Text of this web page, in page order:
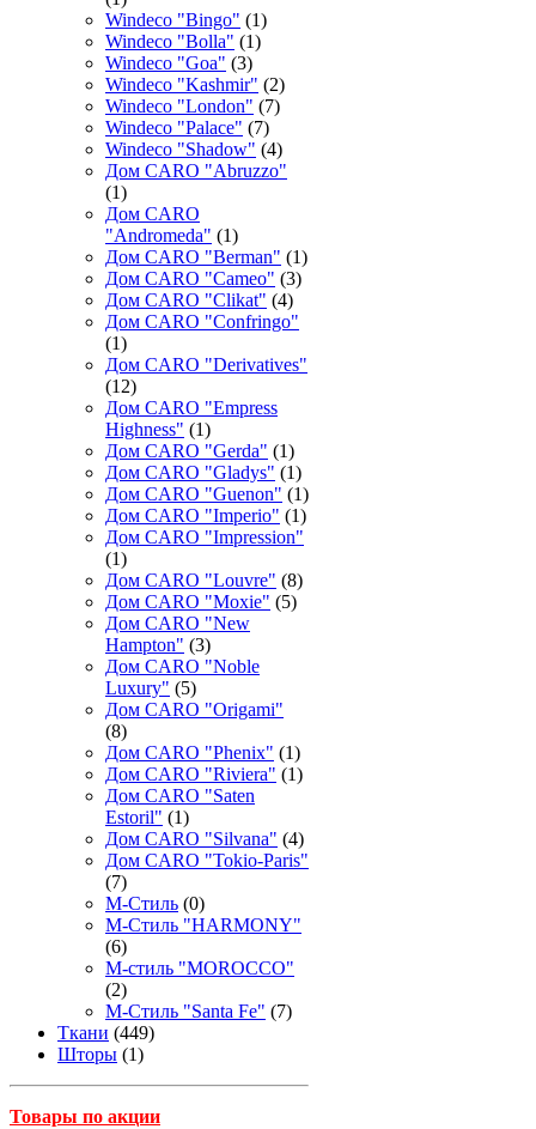
Windeco "Bingo" (1)
Windeco "Bolla" (1)
Windeco "Goa" (3)
Windeco "Kashmir" (2)
Windeco "London" (7)
Windeco "Palace" (7)
Windeco "Shadow" (4)
Дом CARO "Abruzzo"
(1)
Дом CARO
"Andromeda" (1)
Дом CARO "Berman" (1)
Дом CARO "Cameo" (3)
Дом CARO "Clikat" (4)
Дом CARO "Confringo"
(1)
Дом CARO "Derivatives"
(12)
Дом CARO "Empress
Highness" (1)
Дом CARO "Gerda" (1)
Дом CARO "Gladys" (1)
Дом CARO "Guenon" (1)
Дом CARO "Imperio" (1)
Дом CARO "Impression"
(1)
Дом CARO "Louvre" (8)
Дом CARO "Moxie" (5)
Дом CARO "New
Hampton" (3)
Дом CARO "Noble
Luxury" (5)
Дом CARO "Origami"
(8)
Дом CARO "Phenix" (1)
Дом CARO "Riviera" (1)
Дом CARO "Saten
Estoril" (1)
Дом CARO "Silvana" (4)
Дом CARO "Tokio-Paris"
(7)
М-Стиль (0)
М-Стиль "HARMONY"
(6)
М-стиль "MOROCCO"
(2)
М-Стиль "Santa Fe" (7)
Ткани (449)
Шторы (1)
Товары по акции